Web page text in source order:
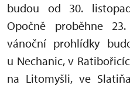
budou od 30.
Opočně proběhne
vánoční prohlídky
u Nechanic, v
na Litomyšli, ve